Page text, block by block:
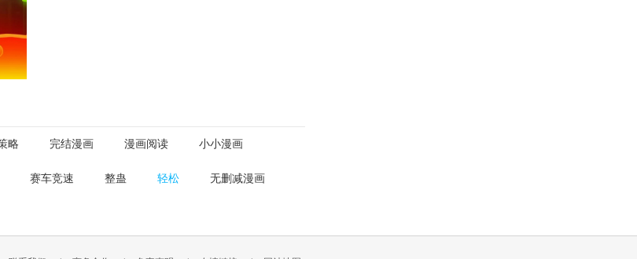
略 完结漫画 漫画阅读 小小漫画
赛车竞速 整蛊 轻松 无删减漫画